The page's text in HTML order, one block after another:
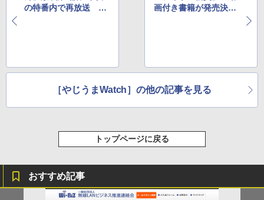
の特番内で再放送 ほ
画付き書籍が発売決
［やじうまWatch］の他の記事を見る
トップページに戻る
おすすめ記事